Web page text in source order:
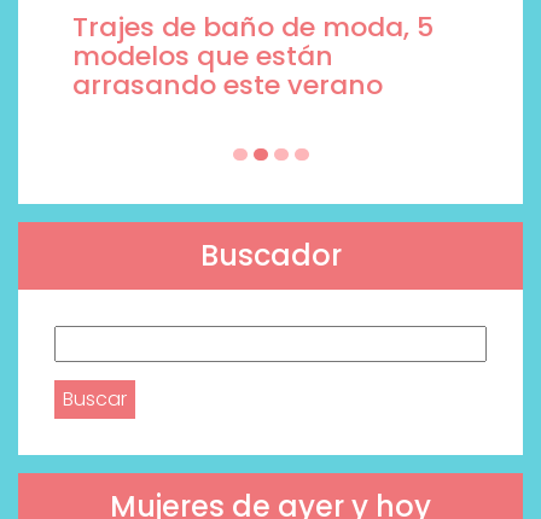
Trajes de baño de moda, 5
modelos que están
arrasando este verano
Buscador
Mujeres de ayer y hoy